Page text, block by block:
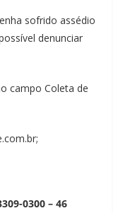
sofrido assédio
denunciar
campo Coleta de
0300 – 46